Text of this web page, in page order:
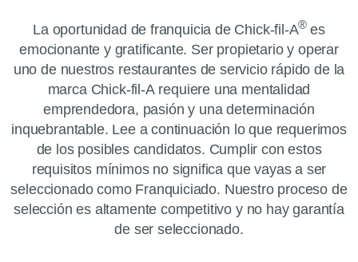
La oportunidad de franquicia de Chick-fil-A® es
emocionante y gratificante. Ser propietario y operar
uno de nuestros restaurantes de servicio rápido de la
marca Chick-fil-Arequiere una mentalidad
emprendedora, pasión y una determinación
inquebrantable. Lee a continuación lo que requerimos
de los posibles candidatos. Cumplir con estos
requisitos mínimos no significa que vayas a ser
seleccionado como Franquiciado. Nuestro proceso de
selección es altamente competitivo y no hay garantía
de ser seleccionado.